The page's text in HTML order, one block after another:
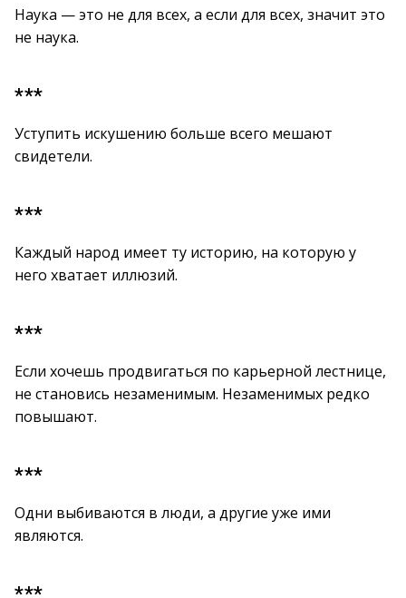
Наука — это не для всех, а если для всех, значит это
не наука.
***
Уступить искушению больше всего мешают
свидетели.
***
Каждый народ имеет ту историю, на которую у
него хватает иллюзий.
***
Если хочешь продвигаться по карьерной лестнице,
не становись незаменимым. Незаменимых редко
повышают.
***
Одни выбиваются в люди, а другие уже ими
являются.